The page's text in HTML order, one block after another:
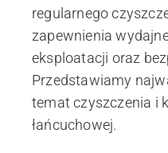
regularnego
zapewnienia
eksploatacji oraz
Przedstawiamy
temat czyszczenia i
łańcuchowej.